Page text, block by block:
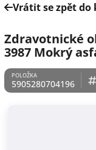
Vrátit se zpět do
Zdravotnické
3987 Mokrý
5905280704196